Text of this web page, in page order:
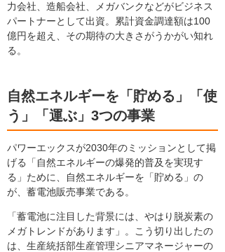
力会社、造船会社、メガバンクなどがビジネス
パートナーとして出資。累計資金調達額は100
億円を超え、その期待の大きさがうかがい知れ
る。
自然エネルギーを「貯める」「使
う」「運ぶ」3つの事業
パワーエックスが2030年のミッションとして掲
げる「自然エネルギーの爆発的普及を実現す
る」ために、自然エネルギーを「貯める」の
が、蓄電池販売事業である。
「蓄電池に注目した背景には、やはり脱炭素の
メガトレンドがあります」。こう切り出したの
は、生産統括部生産管理シニアマネージャーの